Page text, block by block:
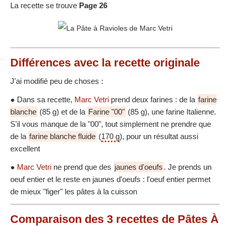
La recette se trouve Page 26
Différences avec la recette originale
J'ai modifié peu de choses :
● Dans sa recette, Marc Vetri prend deux farines : de la farine
blanche (85 g) et de la Farine "00" (85 g), une farine Italienne.
S'il vous manque de la "00", tout simplement ne prendre que
de la farine blanche fluide (170 g), pour un résultat aussi
excellent
● Marc Vetri ne prend que des jaunes d'oeufs . Je prends un
oeuf entier et le reste en jaunes d'oeufs : l'oeuf entier permet
de mieux "figer" les pâtes à la cuisson
Comparaison des 3 recettes de Pâtes À